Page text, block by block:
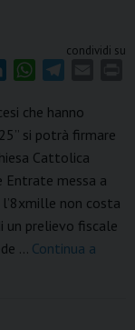
condividi su
n
k
e
d
I
n
W
a
t
s
A
p
p
l
e
g
r
a
m
i
che hanno
si potrà firmare
Cattolica
Entrate messa a
l’8xmille non costa
prelievo fiscale
… Continua a